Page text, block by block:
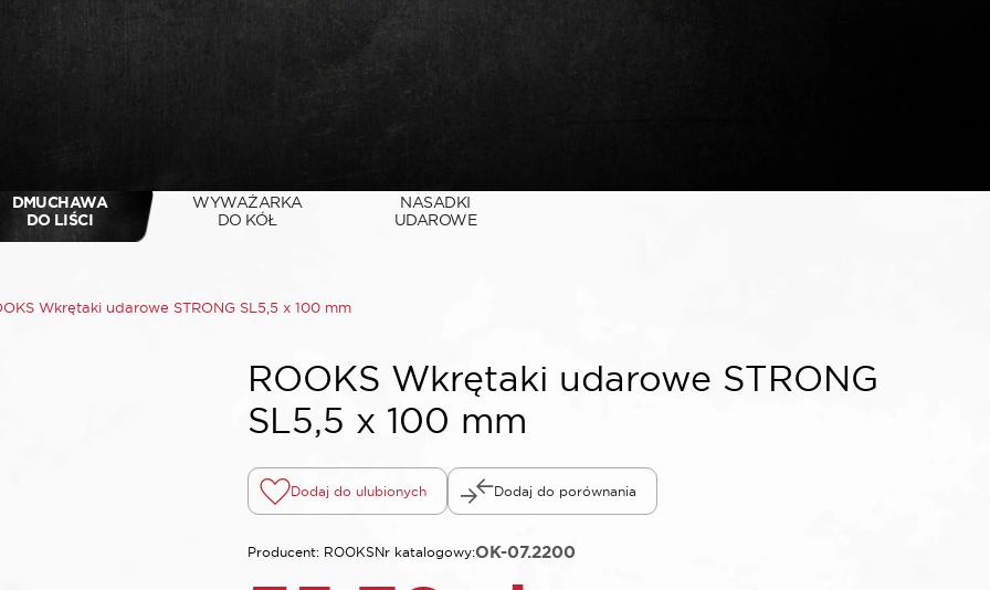
DMUCHAWA
DO LIŚCI
WYWAŻARKA
DO KÓŁ
NASADKI
UDAROWE
Wkrętaki udarowe STRONG SL5,5 x 100 mm
ROOKS Wkrętaki udarowe STRONG
SL5,5 x 100 mm
Dodaj do ulubionych Dodaj do porównania
Producent: ROOKSNr katalogowy:OK-07.2200